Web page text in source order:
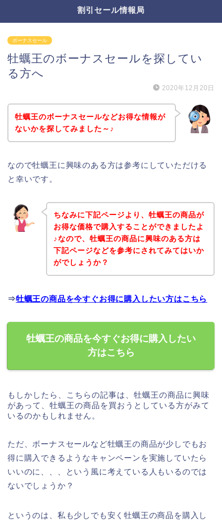
割引セール情報局
ボーナスセール
牡蠣王のボーナスセールを探してい
る方へ
2020年12月20日
牡蠣王のボーナスセールなどお得な情報が
ないかを探してみました～♪
なので牡蠣王に興味のある方は参考にしていただける
と幸いです。
ちなみに下記ページより、牡蠣王の商品が
お得な価格で購入することができましたよ
♪なので、牡蠣王の商品に興味のある方は
下記ページなどを参考にされてみてはいか
がでしょうか？
⇒牡蠣王の商品を今すぐお得に購入したい方はこちら
牡蠣王の商品を今すぐお得に購入したい
方はこちら
もしかしたら、こちらの記事は、牡蠣王の商品に興味
があって、牡蠣王の商品を買おうとしている方がみて
いるのかもしれません。
ただ、ボーナスセールなど牡蠣王の商品が少しでもお
得に購入できるようなキャンペーンを実施していたら
いいのに、、、という風に考えている人もいるのでは
ないでしょうか？
というのは、私も少しでも安く牡蠣王の商品を購入し